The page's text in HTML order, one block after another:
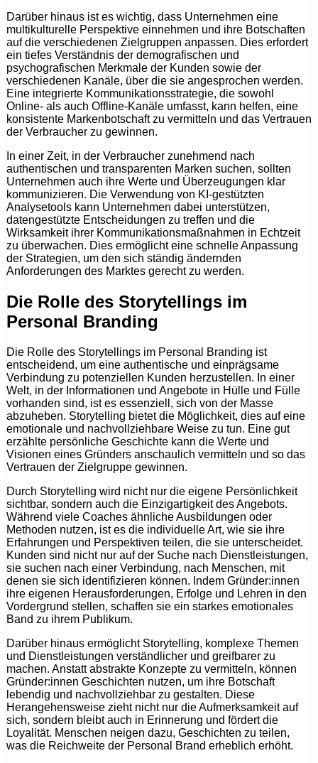
Darüber hinaus ist es wichtig, dass Unternehmen eine
multikulturelle Perspektive einnehmen und ihre Botschaften
auf die verschiedenen Zielgruppen anpassen. Dies erfordert
ein tiefes Verständnis der demografischen und
psychografischen Merkmale der Kunden sowie der
verschiedenen Kanäle, über die sie angesprochen werden.
Eine integrierte Kommunikationsstrategie, die sowohl
Online- als auch Offline-Kanäle umfasst, kann helfen, eine
konsistente Markenbotschaft zu vermitteln und das Vertrauen
der Verbraucher zu gewinnen.
In einer Zeit, in der Verbraucher zunehmend nach
authentischen und transparenten Marken suchen, sollten
Unternehmen auch ihre Werte und Überzeugungen klar
kommunizieren. Die Verwendung von KI-gestützten
Analysetools kann Unternehmen dabei unterstützen,
datengestützte Entscheidungen zu treffen und die
Wirksamkeit ihrer Kommunikationsmaßnahmen in Echtzeit
zu überwachen. Dies ermöglicht eine schnelle Anpassung
der Strategien, um den sich ständig ändernden
Anforderungen des Marktes gerecht zu werden.
Die Rolle des Storytellings im
Personal Branding
Die Rolle des Storytellings im Personal Branding ist
entscheidend, um eine authentische und einprägsame
Verbindung zu potenziellen Kunden herzustellen. In einer
Welt, in der Informationen und Angebote in Hülle und Fülle
vorhanden sind, ist es essenziell, sich von der Masse
abzuheben. Storytelling bietet die Möglichkeit, dies auf eine
emotionale und nachvollziehbare Weise zu tun. Eine gut
erzählte persönliche Geschichte kann die Werte und
Visionen eines Gründers anschaulich vermitteln und so das
Vertrauen der Zielgruppe gewinnen.
Durch Storytelling wird nicht nur die eigene Persönlichkeit
sichtbar, sondern auch die Einzigartigkeit des Angebots.
Während viele Coaches ähnliche Ausbildungen oder
Methoden nutzen, ist es die individuelle Art, wie sie ihre
Erfahrungen und Perspektiven teilen, die sie unterscheidet.
Kunden sind nicht nur auf der Suche nach Dienstleistungen,
sie suchen nach einer Verbindung, nach Menschen, mit
denen sie sich identifizieren können. Indem Gründer:innen
ihre eigenen Herausforderungen, Erfolge und Lehren in den
Vordergrund stellen, schaffen sie ein starkes emotionales
Band zu ihrem Publikum.
Darüber hinaus ermöglicht Storytelling, komplexe Themen
und Dienstleistungen verständlicher und greifbarer zu
machen. Anstatt abstrakte Konzepte zu vermitteln, können
Gründer:innen Geschichten nutzen, um ihre Botschaft
lebendig und nachvollziehbar zu gestalten. Diese
Herangehensweise zieht nicht nur die Aufmerksamkeit auf
sich, sondern bleibt auch in Erinnerung und fördert die
Loyalität. Menschen neigen dazu, Geschichten zu teilen,
was die Reichweite der Personal Brand erheblich erhöht.